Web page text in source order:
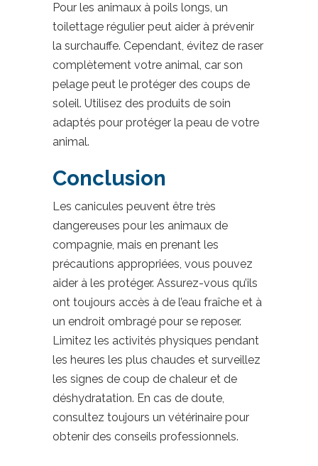
Pour les animaux à poils longs, un
toilettage régulier peut aider à prévenir
la surchauffe. Cependant, évitez de raser
complètement votre animal, car son
pelage peut le protéger des coups de
soleil. Utilisez des produits de soin
adaptés pour protéger la peau de votre
animal.
Conclusion
Les canicules peuvent être très
dangereuses pour les animaux de
compagnie, mais en prenant les
précautions appropriées, vous pouvez
aider à les protéger. Assurez-vous qu’ils
ont toujours accès à de l’eau fraîche et à
un endroit ombragé pour se reposer.
Limitez les activités physiques pendant
les heures les plus chaudes et surveillez
les signes de coup de chaleur et de
déshydratation. En cas de doute,
consultez toujours un vétérinaire pour
obtenir des conseils professionnels.